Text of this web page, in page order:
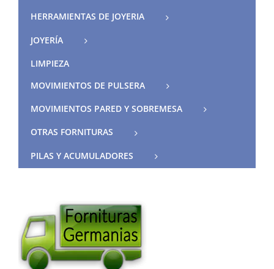
HERRAMIENTAS DE JOYERIA
JOYERÍA
LIMPIEZA
MOVIMIENTOS DE PULSERA
MOVIMIENTOS PARED Y SOBREMESA
OTRAS FORNITURAS
PILAS Y ACUMULADORES